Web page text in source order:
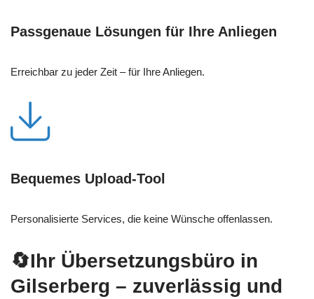
Passgenaue Lösungen für Ihre Anliegen
Erreichbar zu jeder Zeit – für Ihre Anliegen.
Bequemes Upload-Tool
Personalisierte Services, die keine Wünsche offenlassen.
🔄Ihr Übersetzungsbüro in
Gilserberg – zuverlässig und